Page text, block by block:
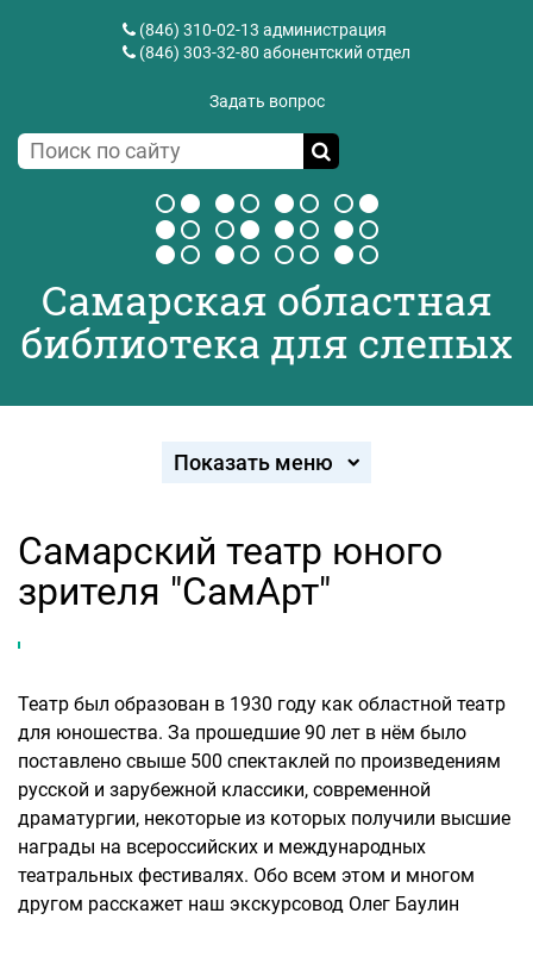
(846) 310-02-13 администрация
(846) 303-32-80 абонентский отдел
Задать вопрос
Самарская областная
библиотека для слепых
Показать меню
Самарский театр юного
зрителя "СамАрт"
Театр был образован в 1930 году как областной театр
для юношества. За прошедшие 90 лет в нём было
поставлено свыше 500 спектаклей по произведениям
русской и зарубежной классики, современной
драматургии, некоторые из которых получили высшие
награды на всероссийских и международных
театральных фестивалях. Обо всем этом и многом
другом расскажет наш экскурсовод Олег Баулин